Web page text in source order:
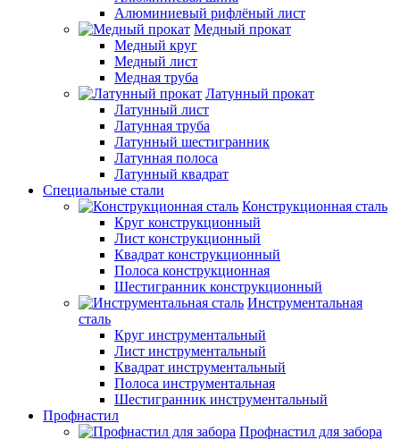
Алюминиевый рифлёный лист
Медный прокат
Медный круг
Медный лист
Медная труба
Латунный прокат
Латунный лист
Латунная труба
Латунный шестигранник
Латунная полоса
Латунный квадрат
Специальные стали
Конструкционная сталь
Круг конструкционный
Лист конструкционный
Квадрат конструкционный
Полоса конструкционная
Шестигранник конструкционный
Инструментальная
сталь
Круг инструментальный
Лист инструментальный
Квадрат инструментальный
Полоса инструментальная
Шестигранник инструментальный
Профнастил
Профнастил для забора